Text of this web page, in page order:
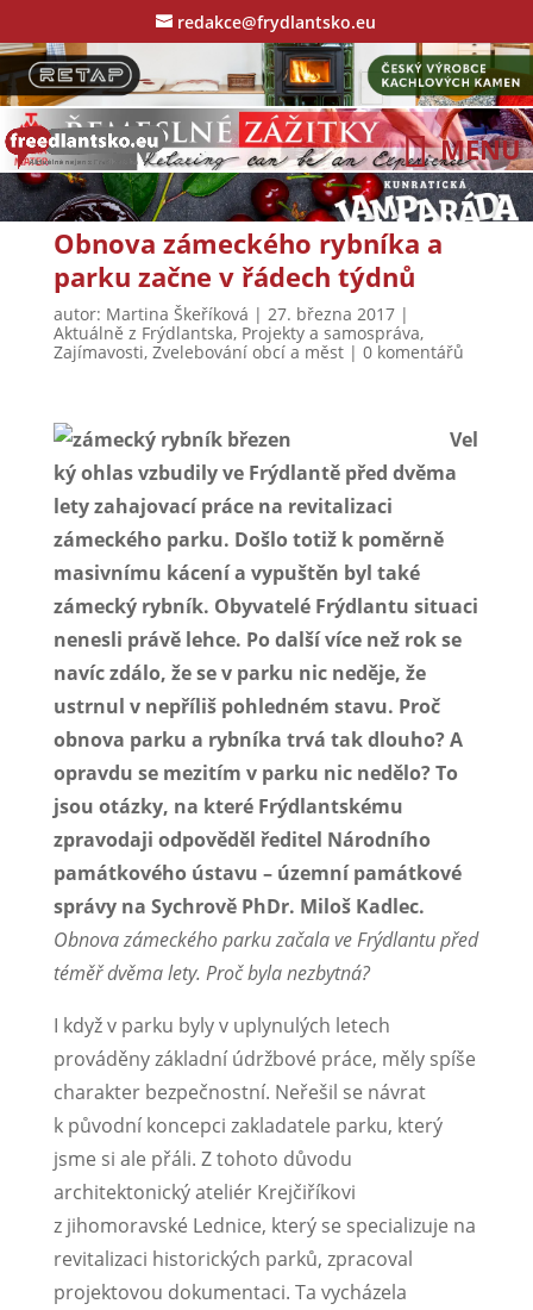
redakce@frydlantsko.eu
Obnova zámeckého rybníka a
parku začne v řádech týdnů
autor: Martina Škeříková | 27. března 2017|
Aktuálně z Frýdlantska, Projekty a samospráva,
Zajímavosti, Zvelebování obcí a měst| 0 komentářů
Vel
ký ohlas vzbudily ve Frýdlantě před dvěma
lety zahajovací práce na revitalizaci
zámeckého parku. Došlo totiž k poměrně
masivnímu kácení a vypuštěn byl také
zámecký rybník. Obyvatelé Frýdlantu situaci
nenesli právě lehce. Po další více než rok se
navíc zdálo, že se v parku nic neděje, že
ustrnul v nepříliš pohledném stavu. Proč
obnova parku a rybníka trvá tak dlouho? A
opravdu se mezitím v parku nic nedělo? To
jsou otázky, na které Frýdlantskému
zpravodaji odpověděl ředitel Národního
památkového ústavu – územní památkové
správy na Sychrově PhDr. Miloš Kadlec.
Obnova zámeckého parku začala ve Frýdlantu před
téměř dvěma lety. Proč byla nezbytná?
I když v parku byly v uplynulých letech
prováděny základní údržbové práce, měly spíše
charakter bezpečnostní. Neřešil se návrat
k původní koncepci zakladatele parku, který
jsme si ale přáli. Z tohoto důvodu
architektonický ateliér Krejčiříkovi
z jihomoravské Lednice, který se specializuje na
revitalizaci historických parků, zpracoval
projektovou dokumentaci. Ta vycházela